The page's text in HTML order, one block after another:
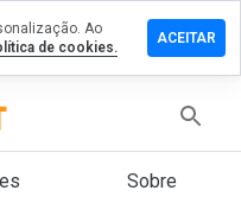
Sobre
Ao
de cookies.
ACEITAR